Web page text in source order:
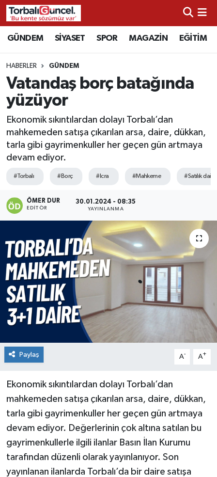
GÜNDEM SİYASET SPOR MAGAZİN EĞİTİM
HABERLER GÜNDEM
Vatandaş borç batağında
yüzüyor
Ekonomik sıkıntılardan dolayı Torbalı’dan
mahkemeden satışa çıkarılan arsa, daire, dükkan,
tarla gibi gayrimenkuller her geçen gün artmaya
devam ediyor.
#Torbalı #Borç #Icra #Mahkeme #Satılık daire
ÖMER DUR
EDITÖR
30.01.2024 - 08:35
YAYINLANMA
Paylaş A- A+
Ekonomik sıkıntılardan dolayı Torbalı’dan
mahkemeden satışa çıkarılan arsa, daire, dükkan,
tarla gibi gayrimenkuller her geçen gün artmaya
devam ediyor. Değerlerinin çok altına satılan bu
gayrimenkullerle ilgili ilanlar Basın İlan Kurumu
tarafından düzenli olarak yayınlanıyor. Son
yayınlanan ilanlarda Torbalı’da bir daire satışa
İzmir Nöbetçi Eczaneler
İzmir Hava Durumu
İzmir Namaz Vakitleri
İzmir Trafik Yoğunluk Haritası
Süper Lig Puan Durumu ve Fikstür
Tüm Manşetler
Haber Arşivi